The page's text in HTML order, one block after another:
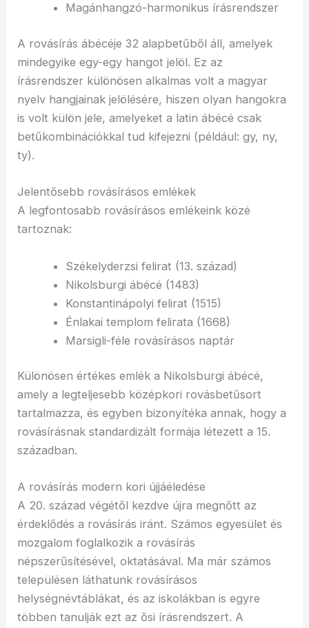
Magánhangzó-harmonikus írásrendszer
A rovásírás ábécéje 32 alapbetűből áll, amelyek
mindegyike egy-egy hangot jelöl. Ez az
írásrendszer különösen alkalmas volt a magyar
nyelv hangjainak jelölésére, hiszen olyan hangokra
is volt külön jele, amelyeket a latin ábécé csak
betűkombinációkkal tud kifejezni (például: gy, ny,
ty).
Jelentősebb rovásírásos emlékek
A legfontosabb rovásírásos emlékeink közé
tartoznak:
Székelyderzsi felirat (13. század)
Nikolsburgi ábécé (1483)
Konstantinápolyi felirat (1515)
Énlakai templom felirata (1668)
Marsigli-féle rovásírásos naptár
Különösen értékes emlék a Nikolsburgi ábécé,
amely a legteljesebb középkori rovásbetűsort
tartalmazza, és egyben bizonyítéka annak, hogy a
rovásírásnak standardizált formája létezett a 15.
században.
A rovásírás modern kori újjáéledése
A 20. század végétől kezdve újra megnőtt az
érdeklődés a rovásírás iránt. Számos egyesület és
mozgalom foglalkozik a rovásírás
népszerűsítésével, oktatásával. Ma már számos
településen láthatunk rovásírásos
helységnévtáblákat, és az iskolákban is egyre
többen tanulják ezt az ősi írásrendszert. A